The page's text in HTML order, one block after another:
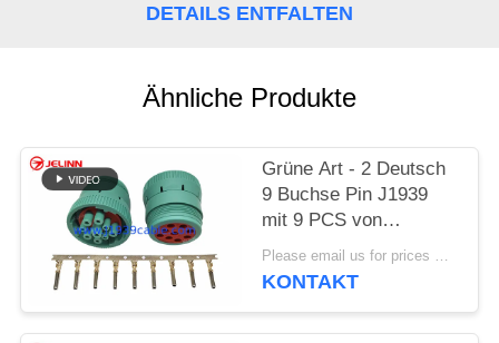
PRIVACY
POLICY
DETAILS ENTFALTEN
Ähnliche Produkte
Grüne Art - 2 Deutsch
9 Buchse Pin J1939
mit 9 PCS von
Anschlüssen
Please email us for prices MOQ:100 Stück
KONTAKT